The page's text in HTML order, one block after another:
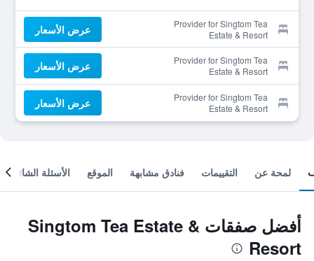
Provider for Singtom Tea
Estate & Resort
عرض الأسعار
Provider for Singtom Tea
Estate & Resort
عرض الأسعار
Provider for Singtom Tea
Estate & Resort
عرض الأسعار
لمحة عن التقييمات فنادق مشابهة الموقع الأسئلة الشائعة
أفضل صفقات Singtom Tea Estate &
Resort